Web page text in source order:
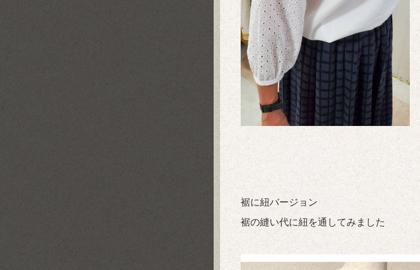
裾に紐バージョン
裾の縫い代に紐を通してみました